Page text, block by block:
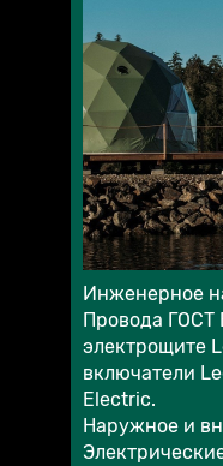
Инженерное
Провода ГОСТ
электрощите
включатели
Electric.
Наружное и